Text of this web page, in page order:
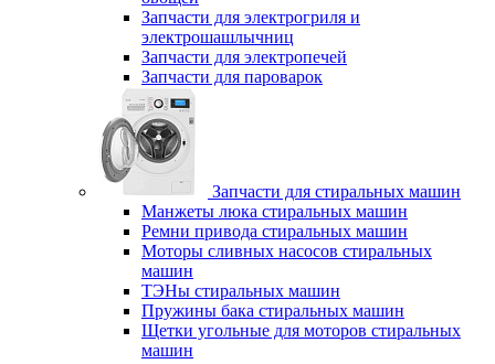
Запчасти для электрогриля и
электрошашлычниц
Запчасти для электропечей
Запчасти для пароварок
Запчасти для стиральных машин
Манжеты люка стиральных машин
Ремни привода стиральных машин
Моторы сливных насосов стиральных
машин
ТЭНы стиральных машин
Пружины бака стиральных машин
Щетки угольные для моторов стиральных
машин